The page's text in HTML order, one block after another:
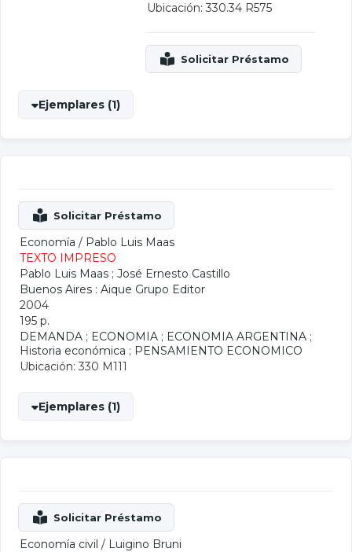
Ubicación: 330.34 R575
Ejemplares (1)
Economía / Pablo Luis Maas
TEXTO IMPRESO
Pablo Luis Maas ; José Ernesto Castillo
Buenos Aires : Aique Grupo Editor
2004
195 p.
DEMANDA ; ECONOMIA ; ECONOMIA ARGENTINA ;
Historia económica ; PENSAMIENTO ECONOMICO
Ubicación: 330 M111
Ejemplares (1)
Economía civil / Luigino Bruni